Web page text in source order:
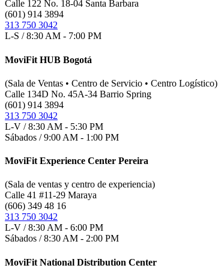
Calle 122 No. 18-04 Santa Barbara
(601) 914 3894
313 750 3042
L-S / 8:30 AM - 7:00 PM
MoviFit HUB Bogotá
(Sala de Ventas • Centro de Servicio • Centro Logístico)
Calle 134D No. 45A-34 Barrio Spring
(601) 914 3894
313 750 3042
L-V / 8:30 AM - 5:30 PM
Sábados / 9:00 AM - 1:00 PM
MoviFit Experience Center Pereira
(Sala de ventas y centro de experiencia)
Calle 41 #11-29 Maraya
(606) 349 48 16
313 750 3042
L-V / 8:30 AM - 6:00 PM
Sábados / 8:30 AM - 2:00 PM
MoviFit National Distribution Center